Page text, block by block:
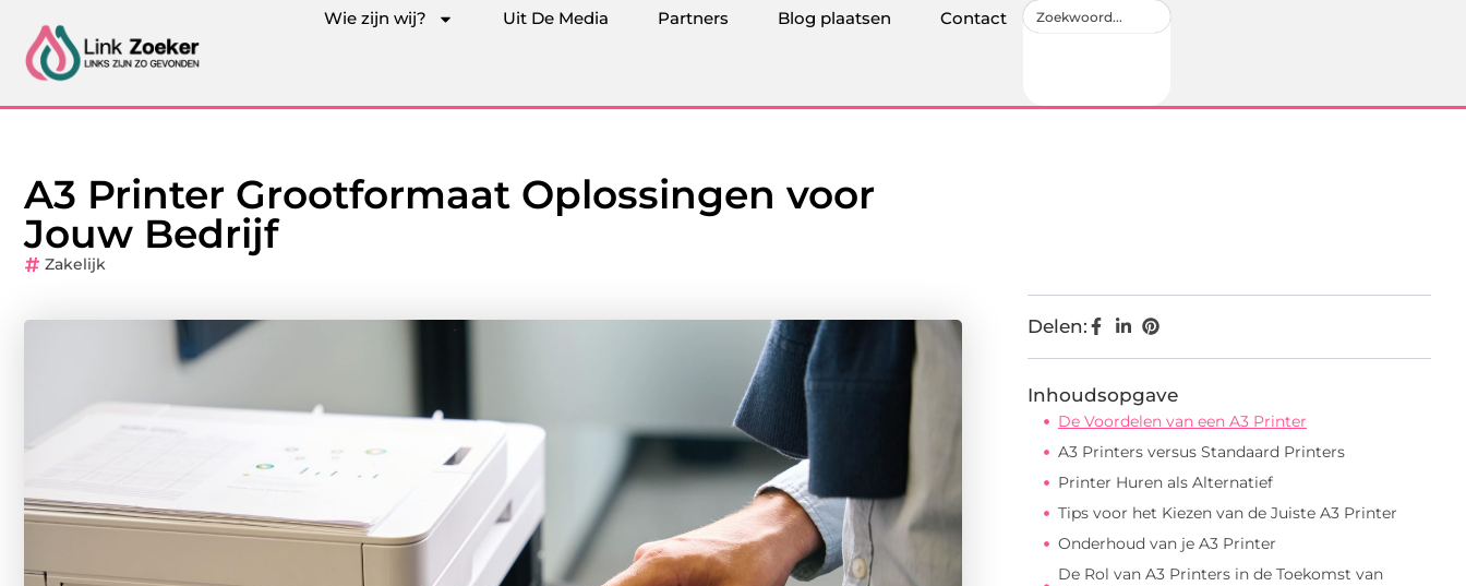
Wie zijn wij? Uit De Media Partners Blog plaatsen Contact
A3 Printer Grootformaat Oplossingen voor
Jouw Bedrijf
Zakelijk
Delen:
Inhoudsopgave
De Voordelen van een A3 Printer
A3 Printers versus Standaard Printers
Printer Huren als Alternatief
Tips voor het Kiezen van de Juiste A3 Printer
Onderhoud van je A3 Printer
De Rol van A3 Printers in de Toekomst van